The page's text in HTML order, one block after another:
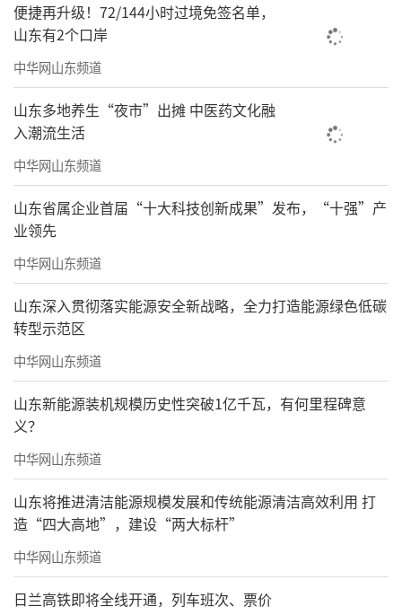
便捷再升级！72/144小时过境免签名单，
山东有2个口岸
中华网山东频道
山东多地养生“夜市”出摊 中医药文化融
入潮流生活
中华网山东频道
山东省属企业首届“十大科技创新成果”发布，“十强”产
业领先
中华网山东频道
山东深入贯彻落实能源安全新战略，全力打造能源绿色低碳
转型示范区
中华网山东频道
山东新能源装机规模历史性突破1亿千瓦，有何里程碑意
义？
中华网山东频道
山东将推进清洁能源规模发展和传统能源清洁高效利用 打
造“四大高地”，建设“两大标杆”
中华网山东频道
日兰高铁即将全线开通，列车班次、票价